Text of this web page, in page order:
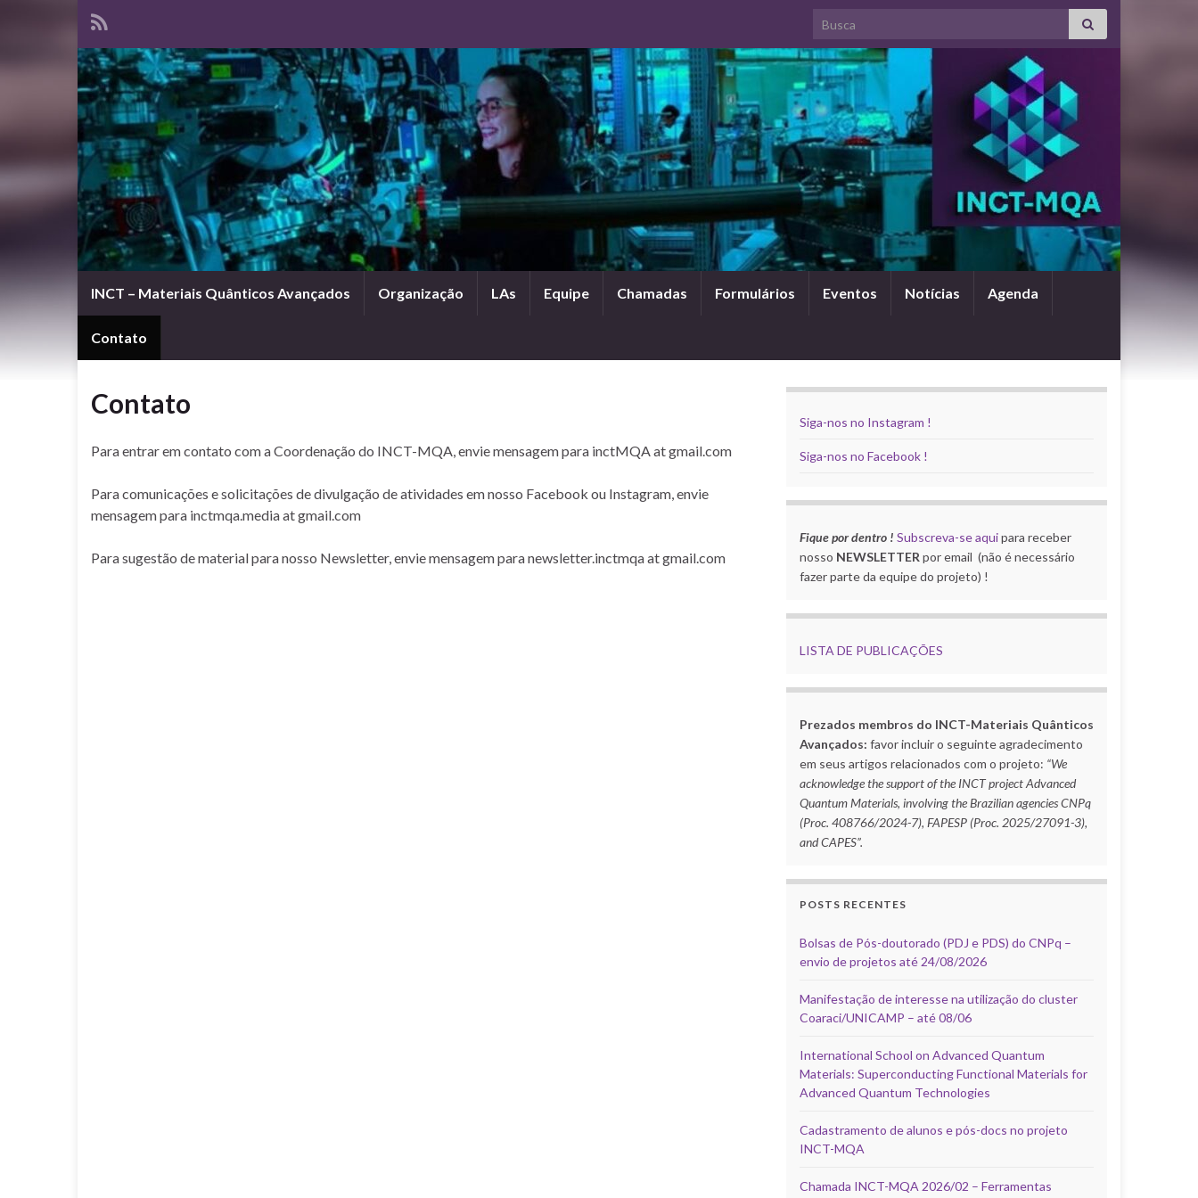
Search for:
INCT – Materiais Quânticos Avançados Organização LAs Equipe Chamadas Formulários Eventos Notícias Agenda
Contato
Contato
Para entrar em contato com a Coordenação do INCT-MQA, envie mensagem para inctMQA at gmail.com
Para comunicações e solicitações de divulgação de atividades em nosso Facebook ou Instagram, envie
mensagem para inctmqa.media at gmail.com
Para sugestão de material para nosso Newsletter, envie mensagem para newsletter.inctmqa at gmail.com
Siga-nos no Instagram !
Siga-nos no Facebook !
Fique por dentro ! Subscreva-se aquipara receber
nosso NEWSLETTER por email (não é necessário
fazer parte da equipe do projeto) !
LISTA DE PUBLICAÇÕES
Prezados membros do INCT-Materiais Quânticos
Avançados: favor incluir o seguinte agradecimento
em seus artigos relacionados com o projeto: “We
acknowledge the support of the INCT project Advanced
Quantum Materials, involving the Brazilian agencies CNPq
(Proc. 408766/2024-7), FAPESP (Proc. 2025/27091-3),
and CAPES”.
POSTS RECENTES
Bolsas de Pós-doutorado (PDJ e PDS) do CNPq –
envio de projetos até 24/08/2026
Manifestação de interesse na utilização do cluster
Coaraci/UNICAMP – até 08/06
International School on Advanced Quantum
Materials: Superconducting Functional Materials for
Advanced Quantum Technologies
Cadastramento de alunos e pós-docs no projeto
INCT-MQA
Chamada INCT-MQA 2026/02 – Ferramentas